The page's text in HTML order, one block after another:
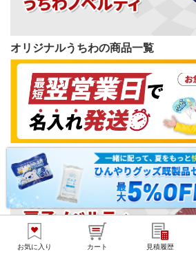
お気に入り カート 見積履歴
オリジナルうちわの商品一覧
短納期ノベルティの商品一覧